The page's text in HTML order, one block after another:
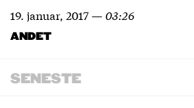
19. januar, 2017—03:26
ANDET
SENESTE